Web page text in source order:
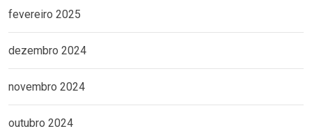
fevereiro 2025
dezembro 2024
novembro 2024
outubro 2024